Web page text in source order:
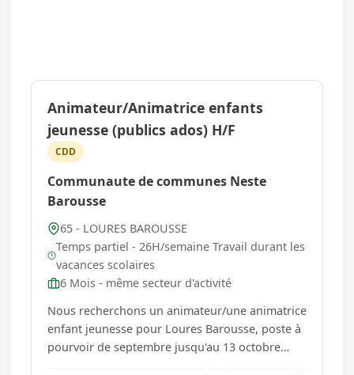
Animateur/Animatrice enfants
jeunesse (publics ados) H/F
CDD
Communaute de communes Neste
Barousse
65 - LOURES BAROUSSE
Temps partiel - 26H/semaine Travail durant les
vacances scolaires
6 Mois - même secteur d'activité
Nous recherchons un animateur/une animatrice
enfant jeunesse pour Loures Barousse, poste à
pourvoir de septembre jusqu'au 13 octobre